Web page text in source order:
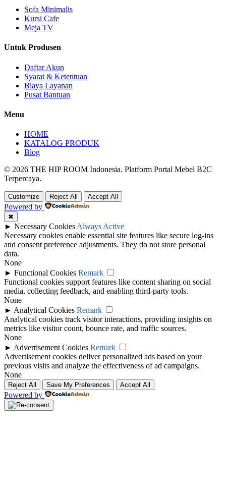
Sofa Minimalis
Kursi Cafe
Meja TV
Untuk Produsen
Daftar Akun
Syarat & Ketentuan
Biaya Layanan
Pusat Bantuan
Menu
HOME
KATALOG PRODUK
Blog
© 2026 THE HIP ROOM Indonesia. Platform Portal Mebel B2C
Terpercaya.
Customize Reject All Accept All
Powered by
✖
► Necessary Cookies Always Active
Necessary cookies enable essential site features like secure log-ins
and consent preference adjustments. They do not store personal
data.
None
► Functional Cookies Remark
Functional cookies support features like content sharing on social
media, collecting feedback, and enabling third-party tools.
None
► Analytical Cookies Remark
Analytical cookies track visitor interactions, providing insights on
metrics like visitor count, bounce rate, and traffic sources.
None
► Advertisement Cookies Remark
Advertisement cookies deliver personalized ads based on your
previous visits and analyze the effectiveness of ad campaigns.
None
Reject All Save My Preferences Accept All
Powered by